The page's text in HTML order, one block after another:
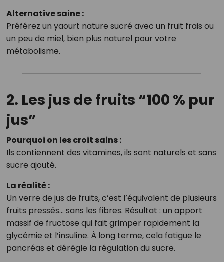
Alternative saine :
Préférez un yaourt nature sucré avec un fruit frais ou
un peu de miel, bien plus naturel pour votre
métabolisme.
2. Les jus de fruits “100 % pur
jus”
Pourquoi on les croit sains :
Ils contiennent des vitamines, ils sont naturels et sans
sucre ajouté.
La réalité :
Un verre de jus de fruits, c’est l’équivalent de plusieurs
fruits pressés… sans les fibres. Résultat : un apport
massif de fructose qui fait grimper rapidement la
glycémie et l’insuline. À long terme, cela fatigue le
pancréas et dérègle la régulation du sucre.